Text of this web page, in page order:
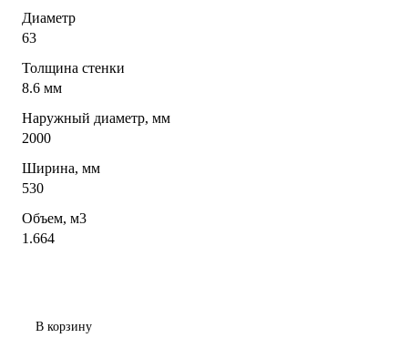
Диаметр
63
Толщина стенки
8.6 мм
Наружный диаметр, мм
2000
Ширина, мм
530
Объем, м3
1.664
В корзину